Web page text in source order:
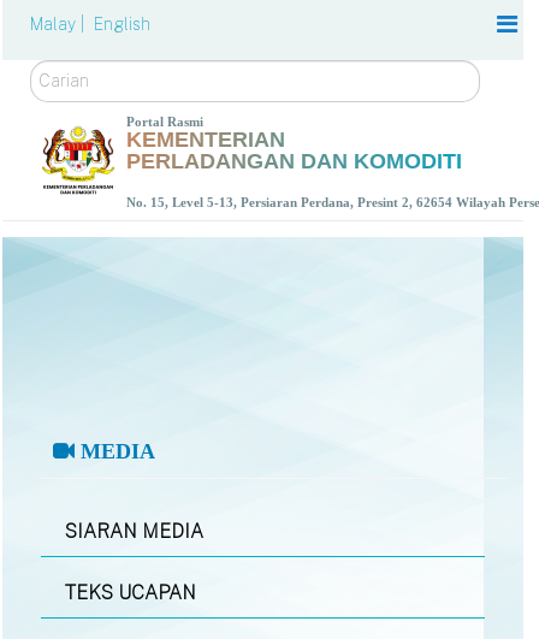
Malay | English
Carian
Portal Rasmi
KEMENTERIAN
PERLADANGAN DAN KOMODITI
No. 15, Level 5-13, Persiaran Perdana, Presint 2, 62654 Wilayah
MEDIA
SIARAN MEDIA
TEKS UCAPAN